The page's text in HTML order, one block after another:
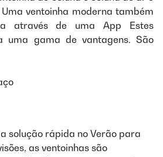
ventoinha moderna também
através de uma App Estes
uma gama de vantagens. São
solução rápida no Verão para
as ventoinhas são